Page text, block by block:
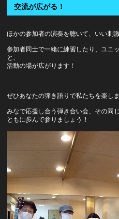
交流が広がる！
ほかの参加者の演奏を聴いて、いい刺
参加者同士で一緒に練習したり、ユニ
と、
活動の場が広がります！
ぜひあなたの弾き語りで私たちを楽し
みなで応援し合う弾き合い会、その同
ともに歩んで参りましょう！